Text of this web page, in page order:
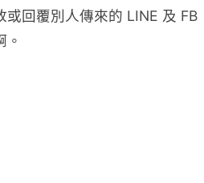
回覆別人傳來的 LINE 及 FB